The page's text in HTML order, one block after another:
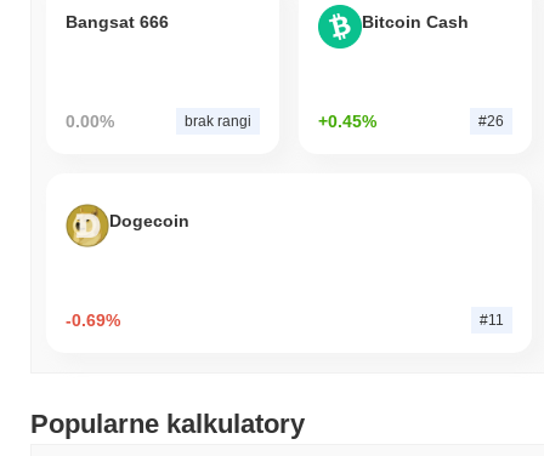
Bangsat 666
0.00% brak rangi
Bitcoin Cash
+0.45% #26
Dogecoin
-0.69% #11
Popularne kalkulatory